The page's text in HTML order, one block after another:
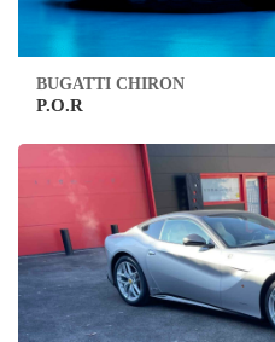
BUGATTI CHIRON
P.O.R